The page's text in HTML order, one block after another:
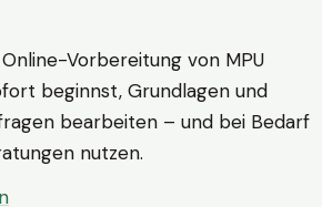
Vorbereitung von MPU
beginnst, Grundlagen und
bearbeiten – und bei Bedarf
nutzen.